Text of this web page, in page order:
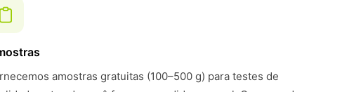
amostras gratuitas (100–500 g) para testes de